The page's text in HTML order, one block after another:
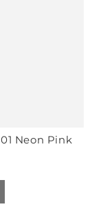
Neon Pink